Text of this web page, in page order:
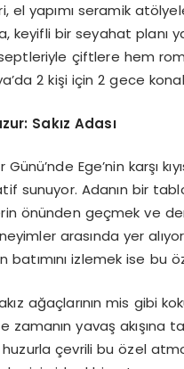
el yapımı seramik
keyifli bir seyahat planı
çiftlere hem
2 kişi için 2 gece
Sakız Adası
Günü’nde Ege’nin
sunuyor. Adanın bir
önünden geçmek ve
arasında yer
batımını izlemek ise
sakız ağaçlarının mis
yavaş akışına
huzurla çevrili bu özel